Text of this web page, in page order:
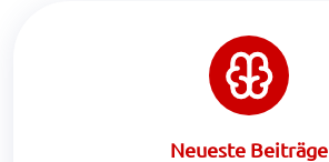
Neueste Beiträge